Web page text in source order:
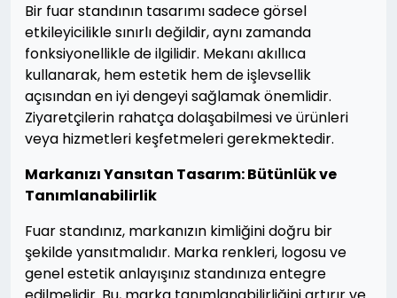
Bir fuar standının tasarımı sadece görsel
etkileyicilikle sınırlı değildir, aynı zamanda
fonksiyonellikle de ilgilidir. Mekanı akıllıca
kullanarak, hem estetik hem de işlevsellik
açısından en iyi dengeyi sağlamak önemlidir.
Ziyaretçilerin rahatça dolaşabilmesi ve ürünleri
veya hizmetleri keşfetmeleri gerekmektedir.
Markanızı Yansıtan Tasarım: Bütünlük ve
Tanımlanabilirlik
Fuar standınız, markanızın kimliğini doğru bir
şekilde yansıtmalıdır. Marka renkleri, logosu ve
genel estetik anlayışınız standınıza entegre